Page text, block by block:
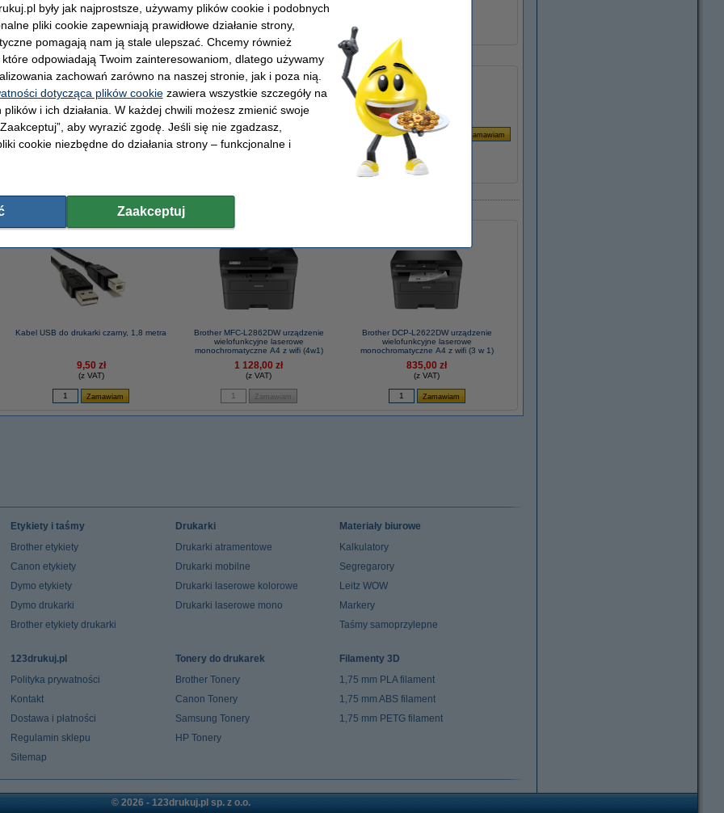
OEM:
Kolor:
stron Numer:
Brother TN-2590XL toner czarny, zwiększona pojemność
Za stronę
0,05 zł
Kabel USB do drukarki czarny, 1,8 metra
9,50 zł
(z VAT)
Brother MFC-L2862DW urządzenie
wielofunkcyjne laserowe
monochromatyczne A4 z wifi (4w1)
1 128,00 zł
(z VAT)
Brother DCP-L2622DW urządzenie
wielofunkcyjne laserowe
monochromatyczne A4 z wifi (3 w 1)
835,00 zł
(z VAT)
Etykiety i taśmy
Brother etykiety
Canon etykiety
Dymo etykiety
Dymo drukarki
Brother etykiety drukarki
Drukarki
Drukarki atramentowe
Drukarki mobilne
Drukarki laserowe kolorowe
Drukarki laserowe mono
Materiały biurowe
Kalkulatory
Segregarory
Leitz WOW
Markery
Taśmy samoprzylepne
123drukuj.pl
Polityka prywatności
Kontakt
Dostawa i płatności
Regulamin sklepu
Sitemap
Tonery do drukarek
Brother Tonery
Canon Tonery
Samsung Tonery
HP Tonery
Filamenty 3D
1,75 mm PLA filament
1,75 mm ABS filament
1,75 mm PETG filament
© 2026 - 123drukuj.pl sp. z o.o.
były jak najprostsze, używamy plików cookie i podobnych
pliki cookie zapewniają prawidłowe działanie strony,
pomagają nam ją stale ulepszać. Chcemy również
odpowiadają Twoim zainteresowaniom, dlatego używamy
zachowań zarówno na naszej stronie, jak i poza nią.
dotycząca plików cookiezawiera wszystkie szczegóły na
i ich działania. W każdej chwili możesz zmienić swoje
aby wyrazić zgodę. Jeśli się nie zgadzasz,
cookie niezbędne do działania strony – funkcjonalne i
Zaakceptuj